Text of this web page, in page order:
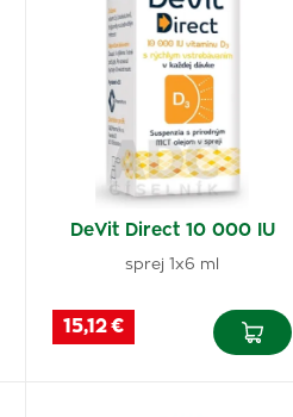
DeVit Direct 10 000 IU
sprej 1x6 ml
15,12 €